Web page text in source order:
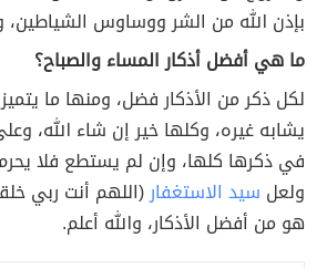
بإذن الله من الشر ووساوس الشياطين،
ما هي أفضل أذكار المساء والصباح؟
لكل ذكر من الأذكار فضل، ومنها ما
يشابه غيره، وكلها خير إن شاء الله،
في ذكرها كلها، وإن لم يستطع فلا
ولعل سيد الاستغفار(اللهم أنت ربي
هو من أفضل الأذكار، والله أعلم.